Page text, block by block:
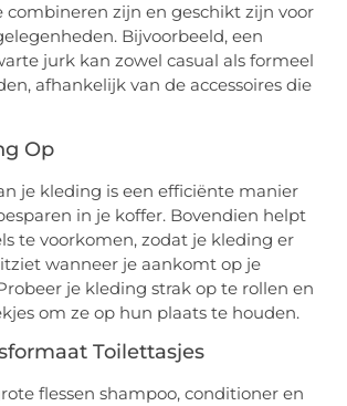
zijn en geschikt zijn voor
Bijvoorbeeld, een
jurk kan zowel casual als formeel
afhankelijk van de accessoires die
Op
je kleding is een efficiënte manier
in je koffer. Bovendien helpt
te voorkomen, zodat je kleding er
wanneer je aankomt op je
je kleding strak op te rollen en
om ze op hun plaats te houden.
Toilettasjes
flessen shampoo, conditioner en